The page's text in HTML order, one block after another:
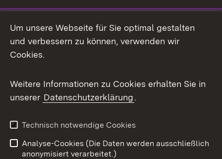
Mastodon
Messenger
Social Wall
X / Twitter
Youtube
Um unsere Webseite für Sie optimal gestalten
und verbessern zu können, verwenden wir
Cookies.
Weitere Informationen zu Cookies erhalten Sie in
unserer Datenschutzerklärung.
Technisch notwendige Cookies
Analyse-Cookies (Die Daten werden ausschließlich
anonymisiert verarbeitet.)